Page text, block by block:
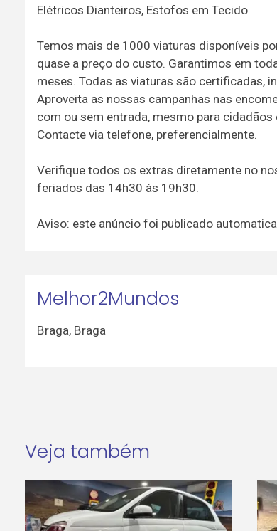
Elétricos Dianteiros, Estofos em Tecido
Temos mais de 1000 viaturas disponíveis
quase a preço do custo. Garantimos em
meses. Todas as viaturas são certificadas,
Aproveita as nossas campanhas nas
com ou sem entrada, mesmo para
Contacte via telefone, preferencialmente.
Verifique todos os extras diretamente no
feriados das 14h30 às 19h30.
Aviso: este anúncio foi publicado
Melhor2Mundos
Braga, Braga
Veja também